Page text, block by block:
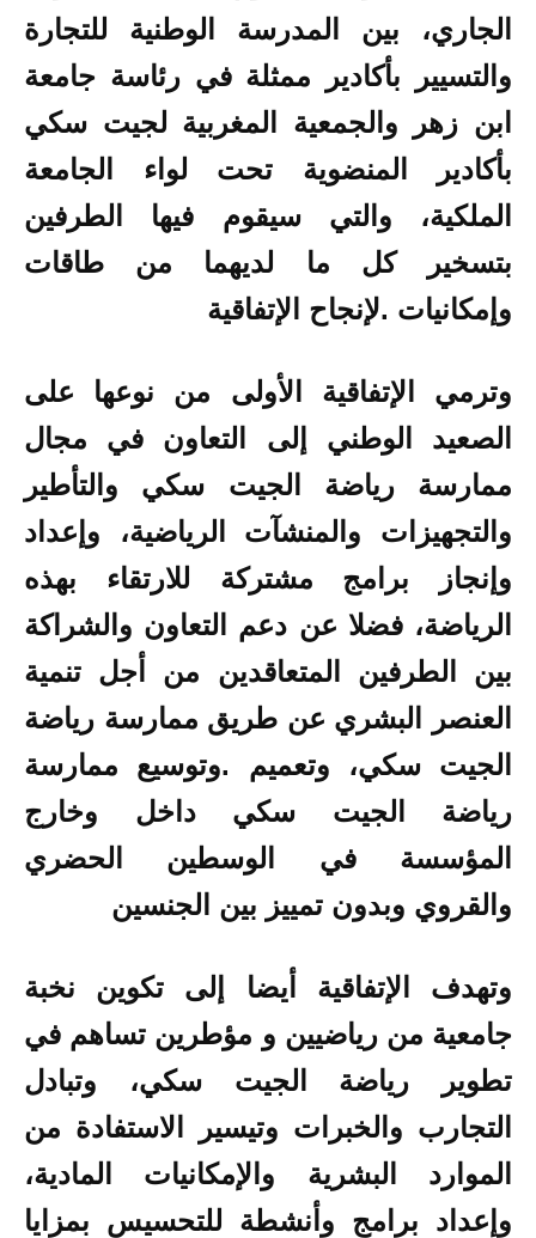
الجاري، بين المدرسة الوطنية للتجارة
والتسيير بأكادير ممثلة في رئاسة جامعة
ابن زهر والجمعية المغربية لجيت سكي
بأكادير المنضوية تحت لواء الجامعة
الملكية، والتي سيقوم فيها الطرفين
بتسخير كل ما لديهما من طاقات
وإمكانيات .لإنجاح الإتفاقية
وترمي الإتفاقية الأولى من نوعها على
الصعيد الوطني إلى التعاون في مجال
ممارسة رياضة الجيت سكي والتأطير
والتجهيزات والمنشآت الرياضية، وإعداد
وإنجاز برامج مشتركة للارتقاء بهذه
الرياضة، فضلا عن دعم التعاون والشراكة
بين الطرفين المتعاقدين من أجل تنمية
العنصر البشري عن طريق ممارسة رياضة
الجيت سكي، وتعميم .وتوسيع ممارسة
رياضة الجيت سكي داخل وخارج
المؤسسة في الوسطين الحضري
والقروي وبدون تمييز بين الجنسين
وتهدف الإتفاقية أيضا إلى تكوين نخبة
جامعية من رياضيين و مؤطرين تساهم في
تطوير رياضة الجيت سكي، وتبادل
التجارب والخبرات وتيسير الاستفادة من
الموارد البشرية والإمكانيات المادية،
وإعداد برامج وأنشطة للتحسيس بمزايا